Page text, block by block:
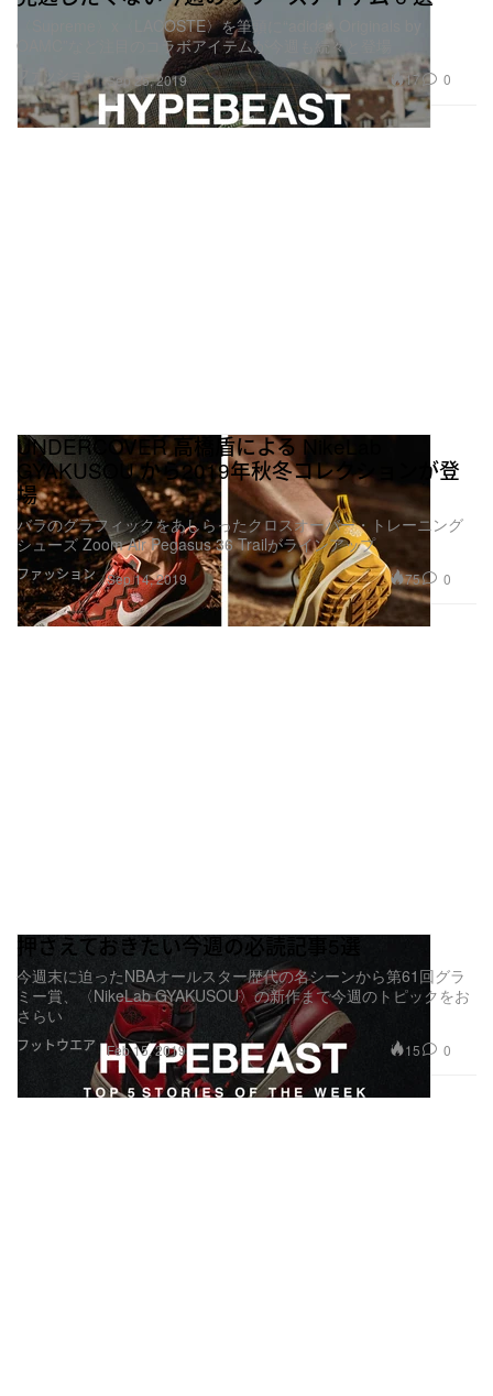
ファッション
〈Supreme〉x〈LACOSTE〉を筆頭に“adidas Originals by
OAMC”など注目のコラボアイテムが今週も続々と登場
Sep 25, 2019 17 0
ファッション
UNDERCOVER 高橋盾による NikeLab
GYAKUSOU から2019年秋冬コレクションが登
場
バラのグラフィックをあしらったクロスオーバー・トレーニング
シューズ Zoom Air Pegasus 36 Trailがラインアップ
Sep 14, 2019 75 0
フットウエア
押さえておきたい今週の必読記事5選
今週末に迫ったNBAオールスター歴代の名シーンから第61回グラ
ミー賞、〈NikeLab GYAKUSOU〉の新作まで今週のトピックをお
さらい
Feb 15, 2019 15 0